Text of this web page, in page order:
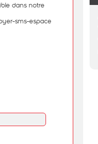
dans notre
sms-espace